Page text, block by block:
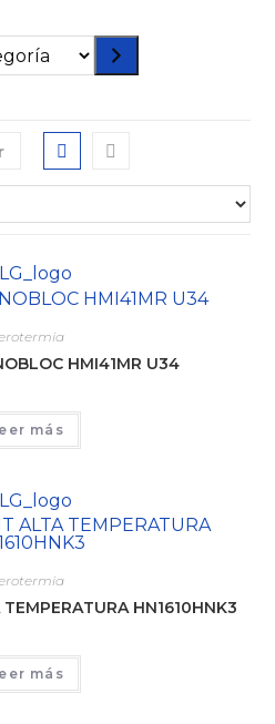
HMI41MR U34
más
HN1610HNK3
más